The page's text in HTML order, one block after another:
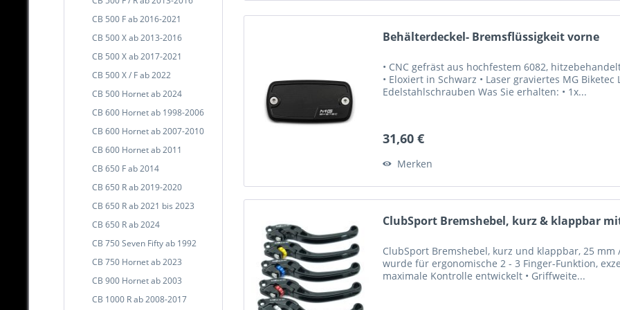
CB 500 F ab 2016-2021
CB 500 X ab 2013-2016
CB 500 X ab 2017-2021
CB 500 X / F ab 2022
CB 500 Hornet ab 2024
CB 600 Hornet ab 1998-2006
CB 600 Hornet ab 2007-2010
CB 600 Hornet ab 2011
CB 650 F ab 2014
CB 650 R ab 2019-2020
CB 650 R ab 2021 bis 2023
CB 650 R ab 2024
CB 750 Seven Fifty ab 1992
CB 750 Hornet ab 2023
CB 900 Hornet ab 2003
CB 1000 R ab 2008-2017
Behälterdeckel- Bremsflüssigkeit vorne
• CNC gefräst aus hochfestem 6082,
• Eloxiert in Schwarz • Laser graviertes MG
Edelstahlschrauben Was Sie erhalten: • 1x...
31,60 €
Merken
ClubSport Bremshebel, kurz & klappbar
ClubSport Bremshebel, kurz und klappbar, 25
wurde für ergonomische 2 - 3 Finger-Funktion,
maximale Kontrolle entwickelt • Griffweite...